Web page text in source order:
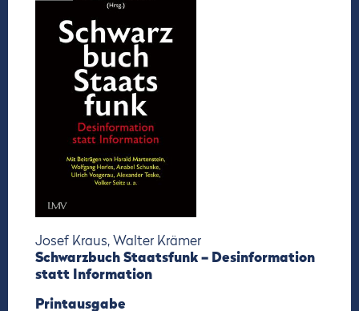
Josef Kraus, Walter Krämer
Schwarzbuch Staatsfunk – Desinformation
statt Information
Printausgabe